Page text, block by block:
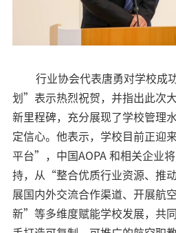
行业协会代表唐勇对学校成
划”表示热烈祝贺，并指出此次
新里程碑，充分展现了学校管理
定信心。他表示，学校目前正迎
平台”，中国AOPA 和相关企业
持，从“整合优质行业资源、推
展国内外交流合作渠道、开展航
新”等多维度赋能学校发展，共